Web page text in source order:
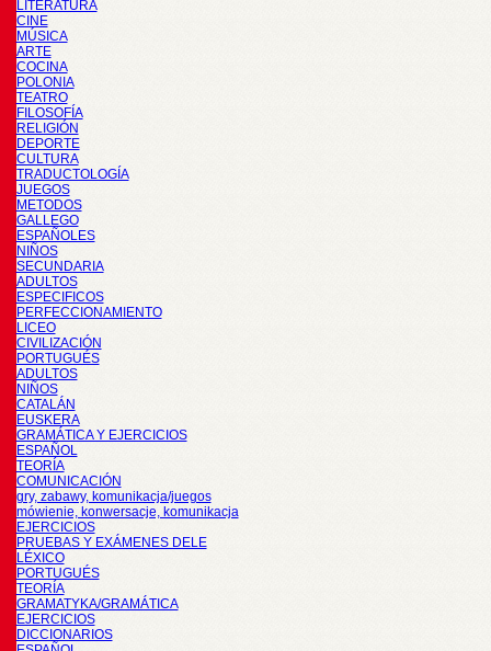
LITERATURA
CINE
MÚSICA
ARTE
COCINA
POLONIA
TEATRO
FILOSOFÍA
RELIGIÓN
DEPORTE
CULTURA
TRADUCTOLOGÍA
JUEGOS
METODOS
GALLEGO
ESPAÑOLES
NIÑOS
SECUNDARIA
ADULTOS
ESPECIFICOS
PERFECCIONAMIENTO
LICEO
CIVILIZACIÓN
PORTUGUÉS
ADULTOS
NIÑOS
CATALÁN
EUSKERA
GRAMÁTICA Y EJERCICIOS
ESPAÑOL
TEORÍA
COMUNICACIÓN
gry, zabawy, komunikacja/juegos
mówienie, konwersacje, komunikacja
EJERCICIOS
PRUEBAS Y EXÁMENES DELE
LÉXICO
PORTUGUÉS
TEORÍA
GRAMATYKA/GRAMÁTICA
EJERCICIOS
DICCIONARIOS